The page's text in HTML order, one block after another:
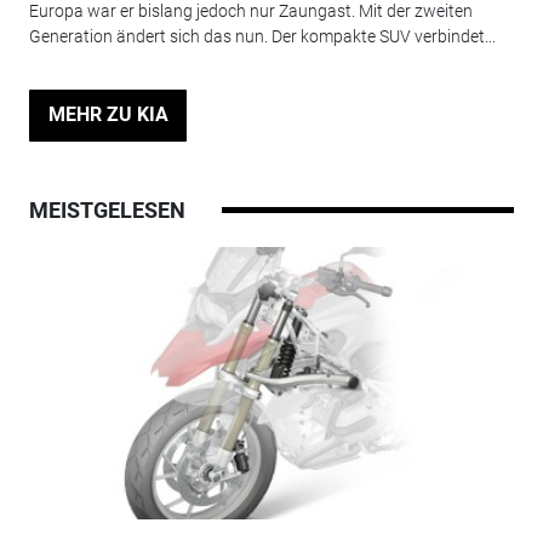
Europa war er bislang jedoch nur Zaungast. Mit der zweiten
Generation ändert sich das nun. Der kompakte SUV verbindet...
MEHR ZU KIA
MEISTGELESEN